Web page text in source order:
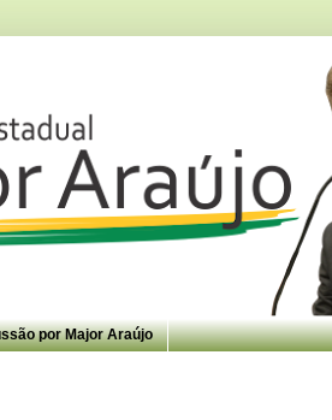
por Major Araújo